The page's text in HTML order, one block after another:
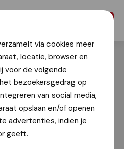
via cookies meer
locatie, browser en
voor de volgende
bezoekersgedrag op
van social media,
opslaan en/of openen
advertenties, indien je
geeft.